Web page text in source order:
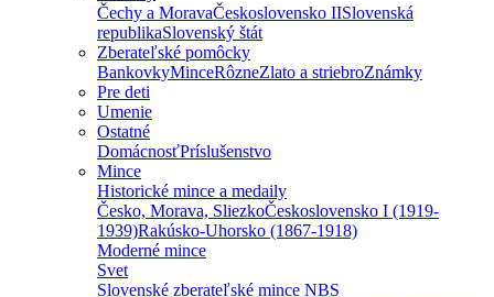
Čechy a MoravaČeskoslovensko IISlovenská
republikaSlovenský štát
Zberateľské pomôcky
BankovkyMinceRôzneZlato a striebroZnámky
Pre deti
Umenie
Ostatné
DomácnosťPríslušenstvo
Mince
Historické mince a medaily
Česko, Morava, SliezkoČeskoslovensko I (1919-
1939)Rakúsko-Uhorsko (1867-1918)
Moderné mince
Svet
Slovenské zberateľské mince NBS